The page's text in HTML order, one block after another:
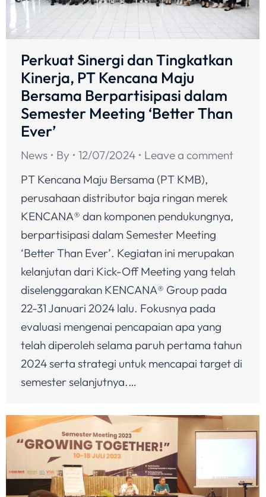
Perkuat Sinergi dan Tingkatkan
Kinerja, PT Kencana Maju
Bersama Berpartisipasi dalam
Semester Meeting ‘Better Than
Ever’
News By 12/07/2024
Leave a comment
PT Kencana Maju Bersama (PT KMB),
perusahaan distributor baja ringan merek
KENCANA® dan komponen pendukungnya,
berpartisipasi dalam Semester Meeting
‘Better Than Ever’. Kegiatan ini merupakan
kelanjutan dari Kick-Off Meeting yang telah
diselenggarakan KENCANA® Group pada
22-31 Januari 2024 lalu. Fokusnya pada
evaluasi mengenai pencapaian apa yang
telah diperoleh selama paruh pertama tahun
2024 serta strategi untuk mencapai target di
semester selanjutnya.…